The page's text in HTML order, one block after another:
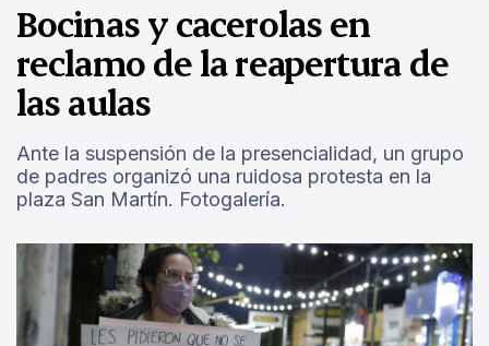
Bocinas y cacerolas en
reclamo de la reapertura de
las aulas
Ante la suspensión de la presencialidad, un grupo
de padres organizó una ruidosa protesta en la
plaza San Martín. Fotogalería.